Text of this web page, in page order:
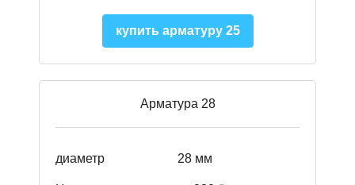
купить арматуру 25
Арматура 28
диаметр 28 мм